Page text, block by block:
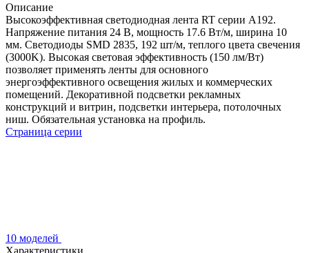
Описание
Высокоэффективная светодиодная лента RT серии A192.
Напряжение питания 24 В, мощность 17.6 Вт/м, ширина 10
мм. Светодиоды SMD 2835, 192 шт/м, теплого цвета свечения
(3000K). Высокая световая эффективность (150 лм/Вт)
позволяет применять ленты для основного
энергоэффективного освещения жилых и коммерческих
помещений. Декоративной подсветки рекламных
конструкций и витрин, подсветки интерьера, потолочных
ниш. Обязательная установка на профиль.
Страница серии
10 моделей
Характеристики